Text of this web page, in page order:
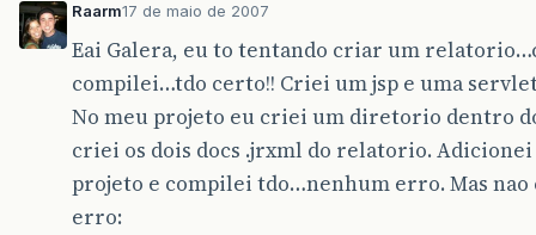
Raarm17 de maio de 2007
Eai Galera, eu to tentando criar um
compilei…tdo certo!! Criei um jsp e uma
No meu projeto eu criei um diretorio dentro
criei os dois docs .jrxml do relatorio.
projeto e compilei tdo…nenhum erro. Mas nao
erro: